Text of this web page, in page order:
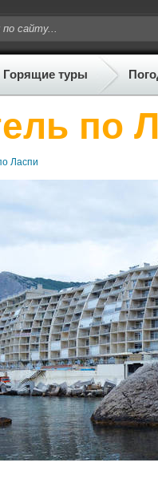
Горящие туры
по
Ласпи